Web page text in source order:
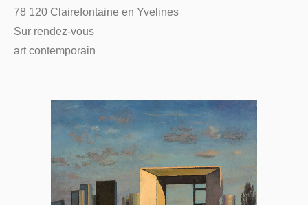
78 120 Clairefontaine en Yvelines
Sur rendez-vous
art contemporain